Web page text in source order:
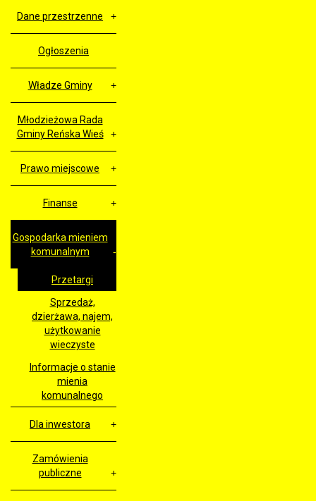
Dane przestrzenne
Ogłoszenia
Władze Gminy
Młodzieżowa Rada
Gminy Reńska Wieś
Prawo miejscowe
Finanse
Gospodarka mieniem
komunalnym
Przetargi
Sprzedaż,
dzierżawa, najem,
użytkowanie
wieczyste
Informacje o stanie
mienia
komunalnego
Dla inwestora
Zamówienia
publiczne